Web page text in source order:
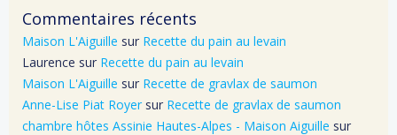
Commentaires récents
Maison L'Aiguille sur Recette du pain au levain
Laurence sur Recette du pain au levain
Maison L'Aiguille sur Recette de gravlax de saumon
Anne-Lise Piat Royersur Recette de gravlax de saumon
chambre hôtes Assinie Hautes-Alpes - Maison Aiguille sur